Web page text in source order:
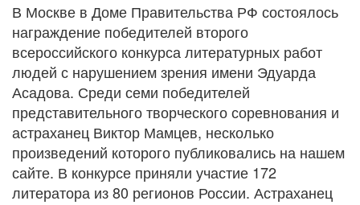
В Москве в Доме Правительства РФ состоялось
награждение победителей второго
всероссийского конкурса литературных работ
людей с нарушением зрения имени Эдуарда
Асадова. Среди семи победителей
представительного творческого соревнования и
астраханец Виктор Мамцев, несколько
произведений которого публиковались на нашем
сайте. В конкурсе приняли участие 172
литератора из 80 регионов России. Астраханец